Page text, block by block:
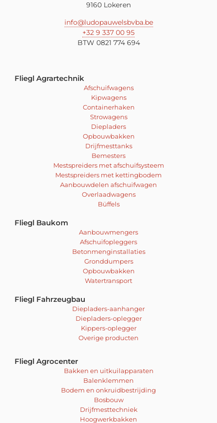
9160 Lokeren
info@ludopauwelsbvba.be
+32 9 337 00 95
BTW 0821 774 694
Fliegl Agrartechnik
Afschuifwagens
Kipwagens
Containerhaken
Strowagens
Diepladers
Opbouwbakken
Drijfmesttanks
Bemesters
Mestspreiders met afschuifsysteem
Mestspreiders met kettingbodem
Aanbouwdelen afschuifwagen
Overlaadwagens
Büffels
Fliegl Baukom
Aanbouwmengers
Afschuifopleggers
Betonmenginstallaties
Gronddumpers
Opbouwbakken
Watertransport
Fliegl Fahrzeugbau
Diepladers-aanhanger
Diepladers-oplegger
Kippers-oplegger
Overige producten
Fliegl Agrocenter
Bakken en uitkuilapparaten
Balenklemmen
Bodem en onkruidbestrijding
Bosbouw
Drijfmesttechniek
Hoogwerkbakken